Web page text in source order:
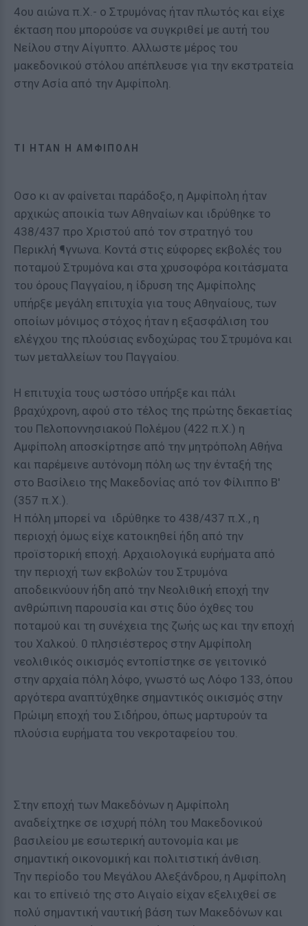
4ου αιώνα π.Χ.- ο Στρυμόνας ήταν πλωτός και είχε
έκταση που μπορούσε να συγκριθεί με αυτή του
Νείλου στην Αίγυπτο. Αλλωστε μέρος του
μακεδονικού στόλου απέπλευσε για την εκστρατεία
στην Ασία από την Αμφίπολη.
ΤΙ ΉΤΑΝ Η ΑΜΦΊΠΟΛΗ
Οσο κι αν φαίνεται παράδοξο, η Αμφίπολη ήταν
αρχικώς αποικία των Αθηναίων και ιδρύθηκε το
438/437 προ Χριστού από τον στρατηγό του
Περικλή ¶γνωνα. Κοντά στις εύφορες εκβολές του
ποταμού Στρυμόνα και στα χρυσοφόρα κοιτάσματα
του όρους Παγγαίου, η ίδρυση της Αμφίπολης
υπήρξε μεγάλη επιτυχία για τους Αθηναίους, των
οποίων μόνιμος στόχος ήταν η εξασφάλιση του
ελέγχου της πλούσιας ενδοχώρας του Στρυμόνα και
των μεταλλείων του Παγγαίου.
Η επιτυχία τους ωστόσο υπήρξε και πάλι
βραχύχρονη, αφού στο τέλος της πρώτης δεκαετίας
του Πελοποννησιακού Πολέμου (422 π.Χ.) η
Αμφίπολη αποσκίρτησε από την μητρόπολη Αθήνα
και παρέμεινε αυτόνομη πόλη ως την ένταξή της
στο Βασίλειο της Μακεδονίας από τον Φίλιππο Β'
(357 π.Χ.).
Η πόλη μπορεί να ιδρύθηκε το 438/437 π.Χ., η
περιοχή όμως είχε κατοικηθεί ήδη από την
προϊστορική εποχή. Αρχαιολογικά ευρήματα από
την περιοχή των εκβολών του Στρυμόνα
αποδεικνύουν ήδη από την Νεολιθική εποχή την
ανθρώπινη παρουσία και στις δύο όχθες του
ποταμού και τη συνέχεια της ζωής ως και την εποχή
του Χαλκού. 0 πλησιέστερος στην Αμφίπολη
νεολιθικός οικισμός εντοπίστηκε σε γειτονικό
στην αρχαία πόλη λόφο, γνωστό ως Λόφο 133, όπου
αργότερα αναπτύχθηκε σημαντικός οικισμός στην
Πρώιμη εποχή του Σιδήρου, όπως μαρτυρούν τα
πλούσια ευρήματα του νεκροταφείου του.
Στην εποχή των Μακεδόνων η Αμφίπολη
αναδείχτηκε σε ισχυρή πόλη του Μακεδονικού
βασιλείου με εσωτερική αυτονομία και με
σημαντική οικονομική και πολιτιστική άνθιση.
Την περίοδο του Μεγάλου Αλεξάνδρου, η Αμφίπολη
και το επίνειό της στο Αιγαίο είχαν εξελιχθεί σε
πολύ σημαντική ναυτική βάση των Μακεδόνων και